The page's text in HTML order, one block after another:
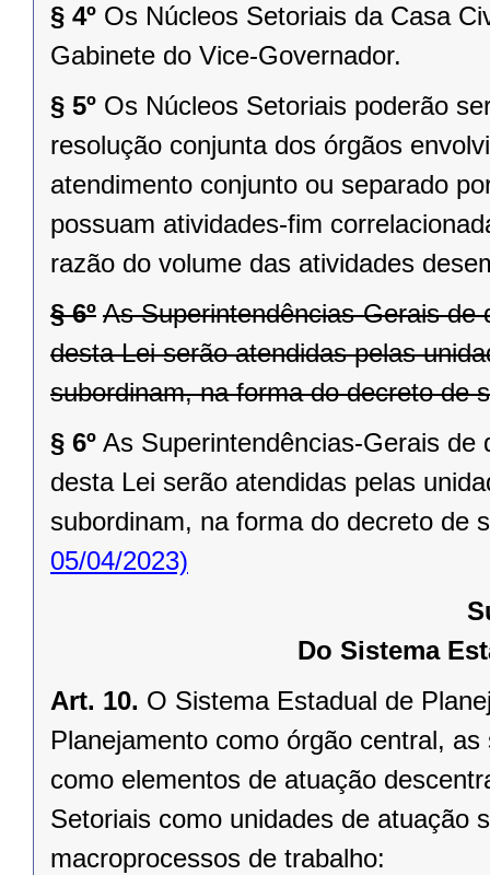
§ 4º Os Núcleos Setoriais da Casa
Gabinete do Vice-Governador.
§ 5º Os Núcleos Setoriais poderão
resolução conjunta dos órgãos
atendimento conjunto ou separado
possuam atividades-fim
razão do volume das atividades
§ 6º As Superintendências-Gerais de
desta Lei serão atendidas pelas
subordinam, na forma do decreto de
§ 6º As Superintendências-Gerais de
desta Lei serão atendidas pelas
subordinam, na forma do decreto de
05/04/2023)
Do Sistema
Art. 10. O Sistema Estadual de
Planejamento como órgão central,
como elementos de atuação
Setoriais como unidades de atuação
macroprocessos de trabalho: